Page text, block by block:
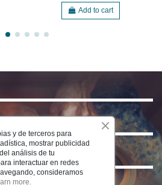
Add to cart
y de terceros para
mostrar publicidad
análisis de tu
interactuar en redes
consideramos
more.